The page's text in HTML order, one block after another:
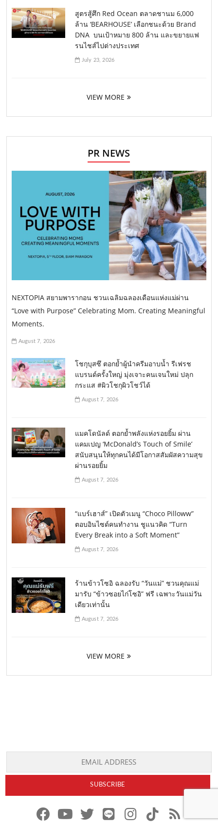
สูตรสู้ศึก Red Ocean ตลาดชานม 6,000
ล้าน ‘BEARHOUSE’ เลือกชนะด้วย Brand
DNA บนเป้าหมาย 800 ล้าน และขยายแฟ
รนไชส์ไปต่างประเทศ
July 23, 2026
VIEW MORE
PR NEWS
NEXTOPIA สยามพารากอน ชวนเฉลิมฉลองเดือนแห่งแม่ผ่าน
“Love with Purpose” Celebrating Mom. Creating Meaningful
Moments.
August 7, 2026
โชกุบุสซึ ตอกย้ำผู้นำครีมอาบน้ำ รีเฟรช
แบรนด์ครั้งใหญ่ มุ่งเจาะคนเจนใหม่ ปลุก
กระแส #ผิวโชกุผิวโชว์ได้
August 7, 2026
แมคโดนัลด์ ตอกย้ำพลังแห่งรอยยิ้ม ผ่าน
แคมเปญ ‘McDonald’s Touch of Smile’
สนับสนุนให้ทุกคนได้มีโอกาสสัมผัสความสุข
ผ่านรอยยิ้ม
August 7, 2026
“แบร์เฮาส์” เปิดตัวเมนู “Choco Pilloww”
ตอบอินไซด์คนทำงาน ชูแนวคิด “Turn
Every Break into a Soft Moment”
August 7, 2026
ร้านข้าวโซอิ ฉลองรับ “วันแม่” ชวนคุณแม่
มารับ “ข้าวซอยไก่โซอิ” ฟรี เฉพาะวันแม่วัน
เดียวเท่านั้น
August 7, 2026
VIEW MORE
x
r